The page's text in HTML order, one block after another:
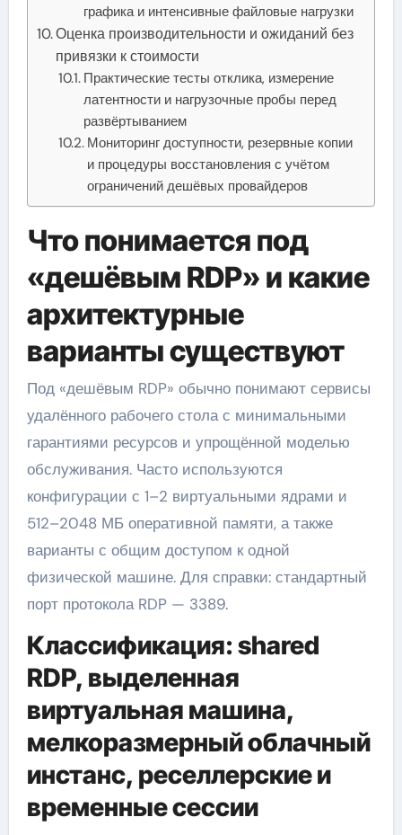
графика и интенсивные файловые нагрузки
Оценка производительности и ожиданий без
привязки к стоимости
Практические тесты отклика, измерение
латентности и нагрузочные пробы перед
развёртыванием
Мониторинг доступности, резервные копии
и процедуры восстановления с учётом
ограничений дешёвых провайдеров
Что понимается под
«дешёвым RDP» и какие
архитектурные
варианты существуют
Под «дешёвым RDP» обычно понимают сервисы
удалённого рабочего стола с минимальными
гарантиями ресурсов и упрощённой моделью
обслуживания. Часто используются
конфигурации с 1–2 виртуальными ядрами и
512–2048 МБ оперативной памяти, а также
варианты с общим доступом к одной
физической машине. Для справки: стандартный
порт протокола RDP — 3389.
Классификация: shared
RDP, выделенная
виртуальная машина,
мелкоразмерный облачный
инстанс, реселлерские и
временные сессии